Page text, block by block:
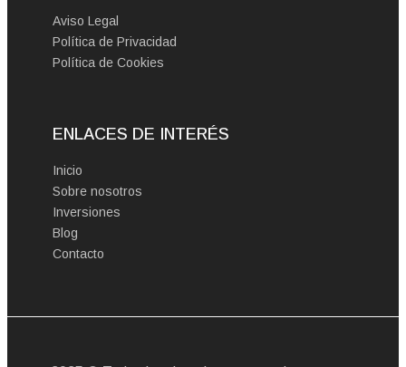
Aviso Legal
Política de Privacidad
Política de Cookies
ENLACES DE INTERÉS
Inicio
Sobre nosotros
Inversiones
Blog
Contacto